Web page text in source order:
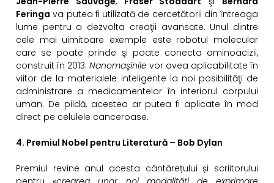
Feringa va putea fi utilizată de cercetătorii din întreaga
lume pentru a dezvolta creaţii avansate. Unul dintre
cele mai uimitoare exemple este robotul molecular
care se poate prinde şi poate conecta aminoacizii,
construit în 2013. Nanomaşinile vor avea aplicabilitate în
viitor de la materialele inteligente la noi posibilităţi de
administrare a medicamentelor în interiorul corpului
uman. De pildă, acestea ar putea fi aplicate în mod
direct pe celulele canceroase.
4. Premiul Nobel pentru Literatură – Bob Dylan
Premiul revine anul acesta cântărețului și scriitorului